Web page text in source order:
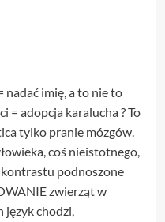
nadać imię, a to nie to
= adopcja karalucha ? To
tylko pranie mózgów.
coś nieistotnego,
podnoszone
zwierząt w
język chodzi,